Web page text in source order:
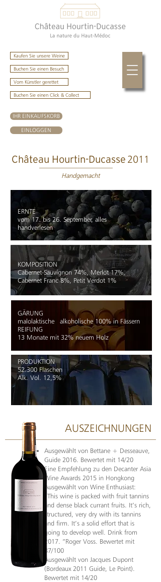
Kaufen Sie unsere Weine
Buchen Sie einen Besuch
Vom Künstler gerettet
IHR EINKAUFSKORB
Buchen Sie einen Click & Collect
EINLOGGEN
Château Hourtin-Ducasse 2011
Handgemacht
ERNTE
vom 17. bis 26. September, alles
handverlesen
KOMPOSITION
Cabernet-Sauvignon 74%, Merlot 17%,
Cabernet Franc 8%, Petit Verdot 1%
GÄRUNG
malolaktische alkoholische 100% in Fässern
REIFUNG
13 Monate mit 32% neuem Holz
PRODUKTION
52.300 Flaschen
Alk. Vol. 12,5%
AUSZEICHNUNGEN
Ausgewählt von Bettane + Desseauve,
Guide 2016. Bewertet mit 14/20
Eine Empfehlung zu den Decanter Asia
Wine Awards 2015 in Hongkong
Ausgewählt von Wine Enthusiast:
„This wine is packed with fruit tannins
and dense black currant fruits. It’s rich,
structured, very dry with its tannins
and firm. It’s a solid effort that is
going to develop well. Drink from
2017. “Roger Voss. Bewertet mit
87/100
Ausgewählt von Jacques Dupont
(Bordeaux 2011 Guide, Le Point).
Bewertet mit 14/20